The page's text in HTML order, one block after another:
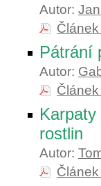
Autor:
Pátrání
Autor:
rostlin
Autor: